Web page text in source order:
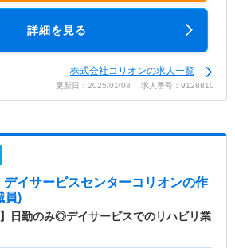
詳細を見る
株式会社コリオンの求人一覧
更新日：2025/01/08 求人番号：9128810
イサービスセンターコリオンの作
員)
】日勤のみ◎デイサービスでのリハビリ業